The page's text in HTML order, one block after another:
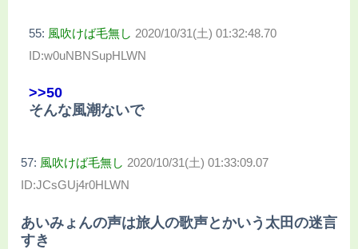
55: 風吹けば毛無し 2020/10/31(土) 01:32:48.70
ID:w0uNBNSupHLWN
>>50
そんな風潮ないで
57: 風吹けば毛無し 2020/10/31(土) 01:33:09.07
ID:JCsGUj4r0HLWN
あいみょんの声は旅人の歌声とかいう太田の迷言
すき